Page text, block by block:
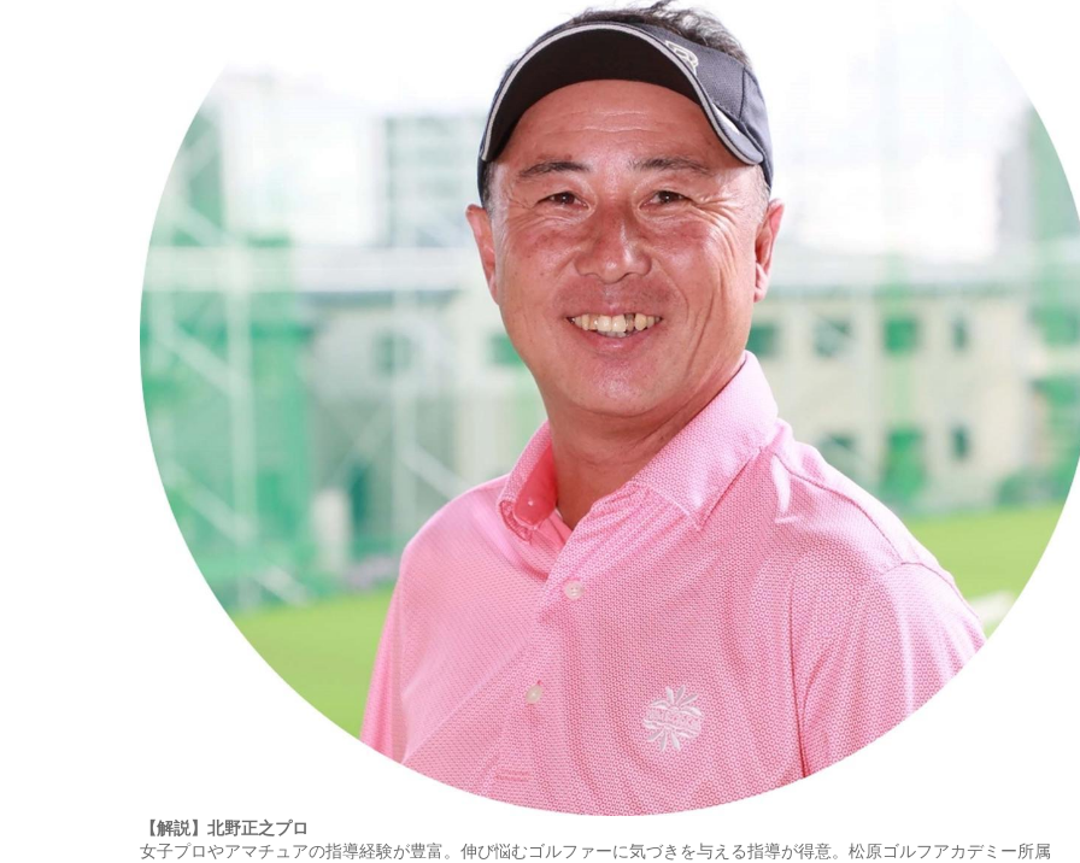
【解説】北野正之プロ
女子プロやアマチュアの指導経験が豊富。伸び悩むゴルファーに気づきを与える指導が得意。松原ゴルフアカデミー所属